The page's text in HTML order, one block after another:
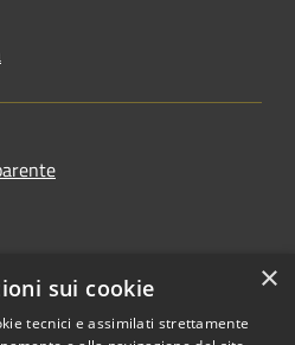
×
sui cookie
tecnici e assimilati strettamente